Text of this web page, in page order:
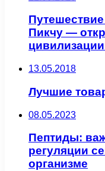
Пикчу —
13.05.2018
Лучшие
08.05.2023
Пептиды:
регуляции
организме